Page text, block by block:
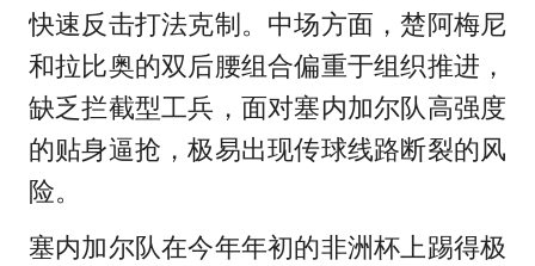
快速反击打法克制。中场方面，楚阿梅尼
和拉比奥的双后腰组合偏重于组织推进，
缺乏拦截型工兵，面对塞内加尔队高强度
的贴身逼抢，极易出现传球线路断裂的风
险。
塞内加尔队在今年年初的非洲杯上踢得极